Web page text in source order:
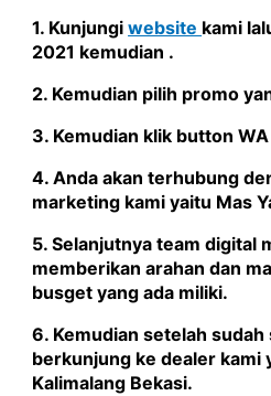
1. Kunjungiwebsite kami
2021 kemudian .
2. Kemudian pilih promo
3. Kemudian klik button
4. Anda akan terhubung
marketing kami yaitu Mas
5. Selanjutnya team digital
memberikan arahan dan
busget yang ada miliki.
6. Kemudian setelah sudah
berkunjung ke dealer kami
Kalimalang Bekasi.